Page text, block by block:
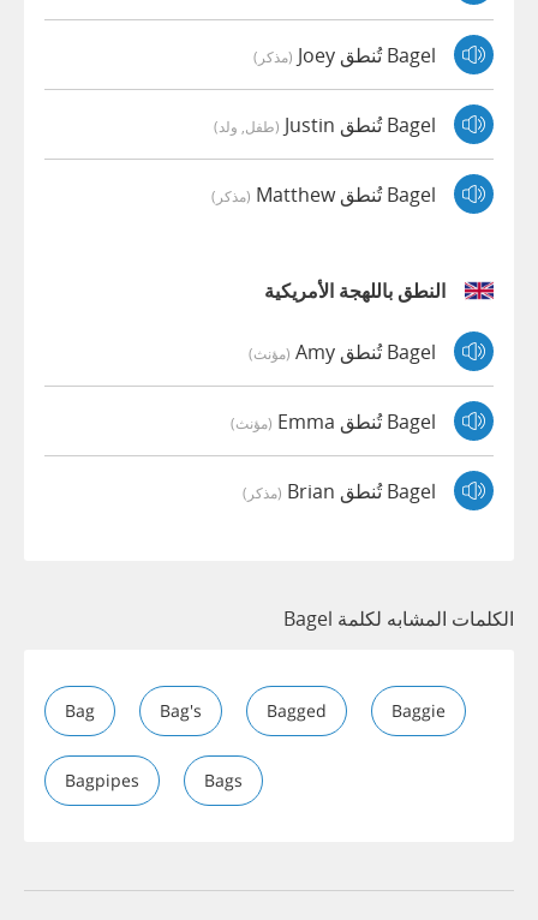
Bagel تُنطق Joey (مذكر)
Bagel تُنطق Justin (طفل, ولد)
Bagel تُنطق Matthew (مذكر)
النطق باللهجة الأمريكية
Bagel تُنطق Amy (مؤنث)
Bagel تُنطق Emma (مؤنث)
Bagel تُنطق Brian (مذكر)
الكلمات المشابه لكلمة Bagel
Bag Bag's Bagged Baggie
Bagpipes Bags